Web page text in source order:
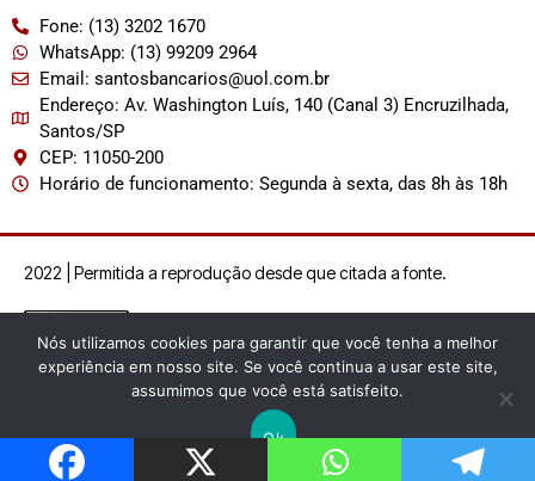
Fone: (13) 3202 1670
WhatsApp: (13) 99209 2964
Email: santosbancarios@uol.com.br
Endereço: Av. Washington Luís, 140 (Canal 3) Encruzilhada,
Santos/SP
CEP: 11050-200
Horário de funcionamento: Segunda à sexta, das 8h às 18h
2022 | Permitida a reprodução desde que citada a fonte.
Nós utilizamos cookies para garantir que você tenha a melhor
experiência em nosso site. Se você continua a usar este site,
assumimos que você está satisfeito.
Ok